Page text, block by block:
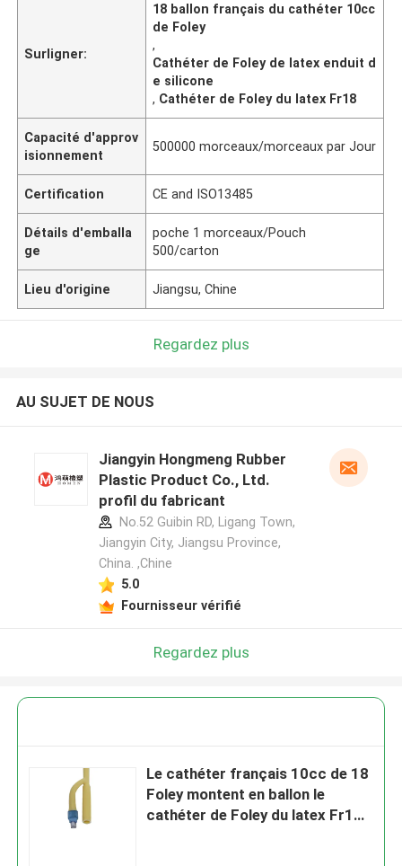
Surligner:
18 ballon français du cathéter 10cc
de Foley
,
Cathéter de Foley de latex enduit d
e silicone
, Cathéter de Foley du latex Fr18
Capacité d'approv
isionnement
500000 morceaux/morceaux par Jour
Certification CE and ISO13485
Détails d'emballa
ge
poche 1 morceaux/Pouch
500/carton
Lieu d'origine Jiangsu, Chine
Regardez plus
AU SUJET DE NOUS
Jiangyin Hongmeng Rubber
Plastic Product Co., Ltd.
profil du fabricant
No.52 Guibin RD, Ligang Town,
Jiangyin City, Jiangsu Province,
China. ,Chine
5.0
Fournisseur vérifié
Regardez plus
Le cathéter français 10cc de 18
Foley montent en ballon le
cathéter de Foley du latex Fr18